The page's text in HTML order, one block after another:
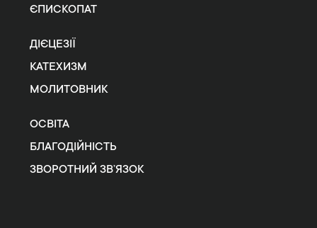
ЄПИСКОПАТ
ДІЄЦЕЗІЇ
КАТЕХИЗМ
МОЛИТОВНИК
ОСВІТА
БЛАГОДІЙНІСТЬ
ЗВОРОТНИЙ ЗВ’ЯЗОК